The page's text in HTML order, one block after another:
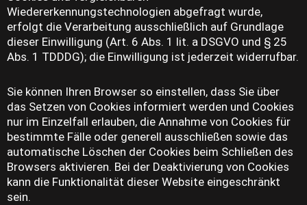
Wiedererkennungstechnologien abgefragt wurde,
erfolgt die Verarbeitung ausschließlich auf Grundlage
dieser Einwilligung (Art. 6 Abs. 1 lit. a DSGVO und § 25
Abs. 1 TDDDG); die Einwilligung ist jederzeit widerrufbar.
Sie können Ihren Browser so einstellen, dass Sie über
das Setzen von Cookies informiert werden und Cookies
nur im Einzelfall erlauben, die Annahme von Cookies für
bestimmte Fälle oder generell ausschließen sowie das
automatische Löschen der Cookies beim Schließen des
Browsers aktivieren. Bei der Deaktivierung von Cookies
kann die Funktionalität dieser Website eingeschränkt
sein.